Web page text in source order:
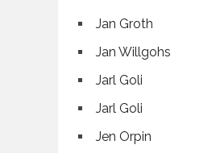
Jan Groth
Jan Willgohs
Jarl Goli
Jarl Goli
Jen Orpin